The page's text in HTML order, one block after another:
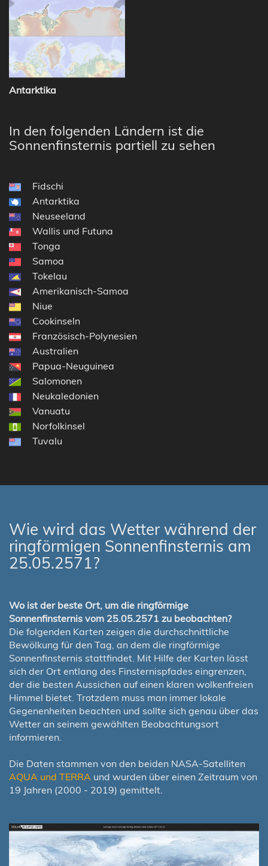
Antarktika
In den folgenden Ländern ist die
Sonnenfinsternis partiell zu sehen
Fidschi
Antarktika
Neuseeland
Wallis und Futuna
Tonga
Samoa
Tokelau
Amerikanisch-Samoa
Niue
Cookinseln
Französisch-Polynesien
Australien
Papua-Neuguinea
Salomonen
Neukaledonien
Vanuatu
Norfolkinsel
Tuvalu
Wie wird das Wetter während der
ringförmigen Sonnenfinsternis am
25.05.2571?
Wo ist der beste Ort, um die ringförmige
Sonnenfinsternis vom 25.05.2571 zu beobachten?
Die folgenden Karten zeigen die durchschnittliche
Bewölkung für den Tag, an dem die ringförmige
Sonnenfinsternis stattfindet. Mit Hilfe der Karten lässt
sich der Ort entlang des Finsternispfades eingrenzen,
der die besten Aussichen auf einen klaren wolkenfreien
Himmel bietet. Trotzdem muss man immer lokale
Gegenenheiten beachten und sollte sich genau über das
Wetter an seinem gewählten Beobachtungsort
informieren.
Die Daten stammen von den beiden NASA-Satelliten
AQUA und TERRA und wurden über einen Zeitraum von
19 Jahren (2000 - 2019) gemittelt.